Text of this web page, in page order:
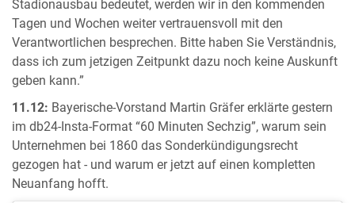
Stadionausbau bedeutet, werden wir in den kommenden
Tagen und Wochen weiter vertrauensvoll mit den
Verantwortlichen besprechen. Bitte haben Sie Verständnis,
dass ich zum jetzigen Zeitpunkt dazu noch keine Auskunft
geben kann.”
11.12: Bayerische-Vorstand Martin Gräfer erklärte gestern
im db24-Insta-Format “60 Minuten Sechzig”, warum sein
Unternehmen bei 1860 das Sonderkündigungsrecht
gezogen hat - und warum er jetzt auf einen kompletten
Neuanfang hofft.